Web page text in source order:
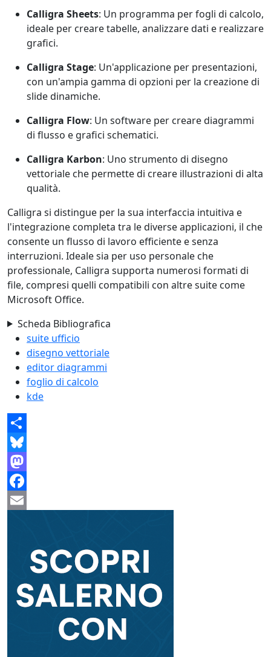
Calligra Sheets: Un programma per fogli di calcolo,
ideale per creare tabelle, analizzare dati e realizzare
grafici.
Calligra Stage: Un'applicazione per presentazioni,
con un'ampia gamma di opzioni per la creazione di
slide dinamiche.
Calligra Flow: Un software per creare diagrammi
di flusso e grafici schematici.
Calligra Karbon: Uno strumento di disegno
vettoriale che permette di creare illustrazioni di alta
qualità.
Calligra si distingue per la sua interfaccia intuitiva e
l'integrazione completa tra le diverse applicazioni, il che
consente un flusso di lavoro efficiente e senza
interruzioni. Ideale sia per uso personale che
professionale, Calligra supporta numerosi formati di
file, compresi quelli compatibili con altre suite come
Microsoft Office.
Scheda Bibliografica
suite ufficio
disegno vettoriale
editor diagrammi
foglio di calcolo
kde
Share
Bluesky
Mastodon
Facebook